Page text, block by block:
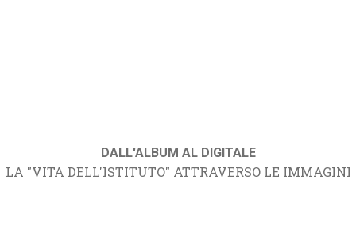
DALL'ALBUM AL DIGITALE
LA "VITA DELL'ISTITUTO" ATTRAVERSO LE IMMAGINI